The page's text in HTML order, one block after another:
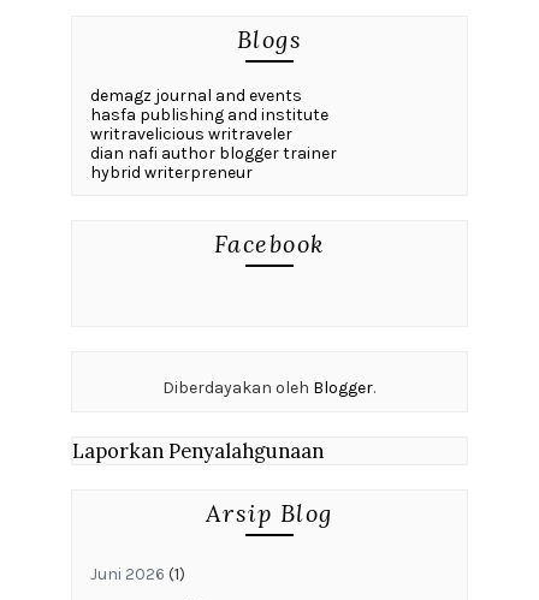
Blogs
demagz journal and events
hasfa publishing and institute
writravelicious writraveler
dian nafi author blogger trainer
hybrid writerpreneur
Facebook
Diberdayakan oleh Blogger.
Laporkan Penyalahgunaan
Arsip Blog
Juni 2026 (1)